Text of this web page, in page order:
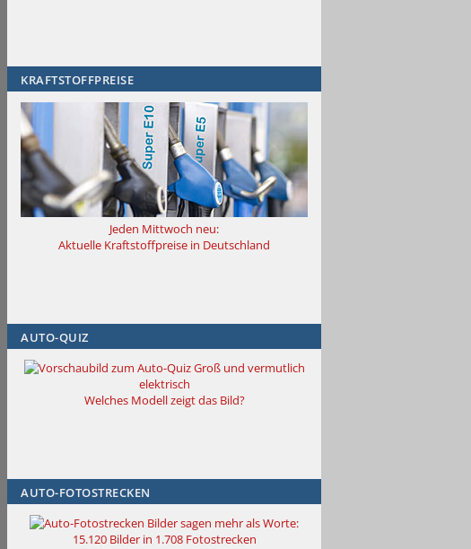
KRAFTSTOFFPREISE
Jeden Mittwoch neu:
Aktuelle Kraftstoffpreise in Deutschland
AUTO-QUIZ
Groß und vermutlich
elektrisch
Welches Modell zeigt das Bild?
AUTO-FOTOSTRECKEN
Bilder sagen mehr als Worte:
15.120 Bilder in 1.708 Fotostrecken